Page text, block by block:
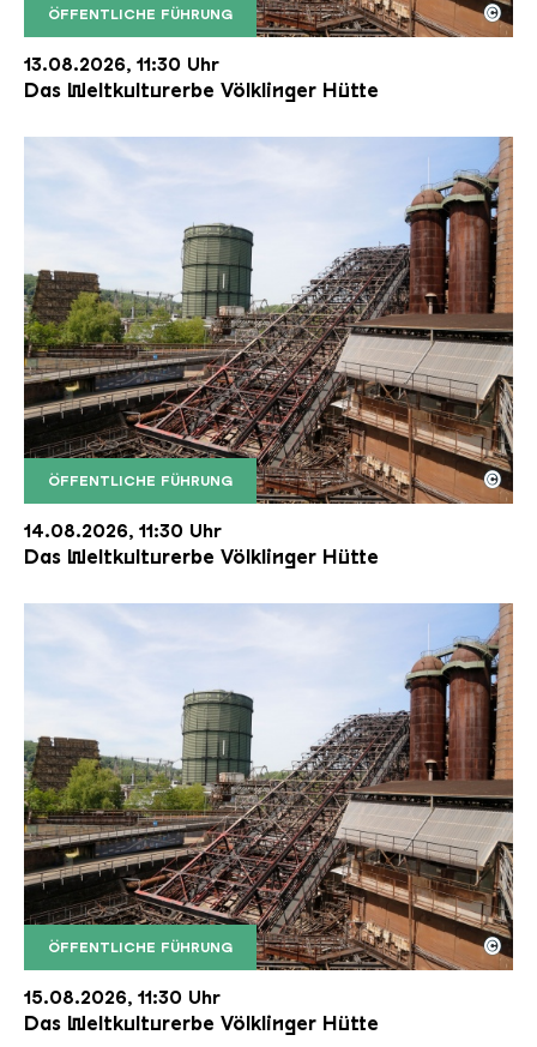
ÖFFENTLICHE FÜHRUNG
Der Erzschrägaufzug der Völklinger Hütte mit
Copyright: Weltkulturerbe Völklinger Hütte | Karl
©
13.08.2026, 11:30 Uhr
Das Weltkulturerbe Völklinger Hütte
ÖFFENTLICHE FÜHRUNG
Der Erzschrägaufzug der Völklinger Hütte mit
Copyright: Weltkulturerbe Völklinger Hütte | Karl
©
14.08.2026, 11:30 Uhr
Das Weltkulturerbe Völklinger Hütte
ÖFFENTLICHE FÜHRUNG
Der Erzschrägaufzug der Völklinger Hütte mit
Copyright: Weltkulturerbe Völklinger Hütte | Karl
©
15.08.2026, 11:30 Uhr
Das Weltkulturerbe Völklinger Hütte